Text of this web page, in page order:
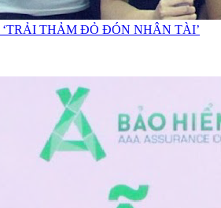
THẢM ĐỎ ĐÓN NHÂN TÀI’